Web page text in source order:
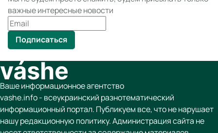
важные интересные новости
Подписаться
Ваше информационное агентство
vashe.info - всеукраинский разнотематический
информационный портал. Публикуем все, что не нарушает
нашу редакционную политику. Администрация сайта не